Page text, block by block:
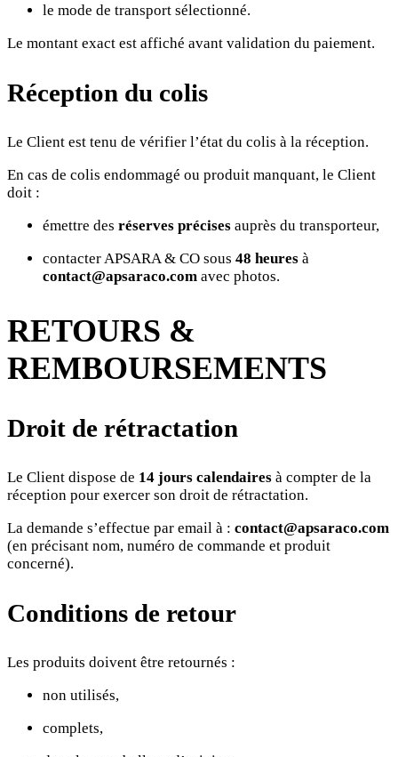
le mode de transport sélectionné.
Le montant exact est affiché avant validation du paiement.
Réception du colis
Le Client est tenu de vérifier l’état du colis à la réception.
En cas de colis endommagé ou produit manquant, le Client
doit :
émettre des réserves précises auprès du transporteur,
contacter APSARA & CO sous 48 heures à
contact@apsaraco.com avec photos.
RETOURS &
REMBOURSEMENTS
Droit de rétractation
Le Client dispose de 14 jours calendaires à compter de la
réception pour exercer son droit de rétractation.
La demande s’effectue par email à : contact@apsaraco.com
(en précisant nom, numéro de commande et produit
concerné).
Conditions de retour
Les produits doivent être retournés :
non utilisés,
complets,